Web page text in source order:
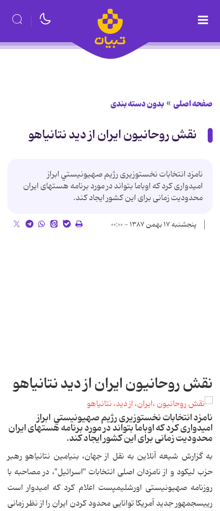
صفحه اصلی بدون دسته بندی
نقش روحانيون ایران از دید نتانیاهو
نامزد انتخابات نخست­وزیری رژيم صهيونيستي ابراز
امیدواری کرد که اوباما بتواند در مورد برنامه هسته­ای ایران
محدودیت زمانی برای این کشور ایجاد کند.
پنجشنبه ۱۷ بهمن ۱۳۸۷ - ۰۰:۰۰
نقش روحانيون ایران از دید نتانیاهو
نامزد انتخابات نخست­وزیری رژيم صهيونيستي ابراز
امیدواری کرد که اوباما بتواند در مورد برنامه هسته­ای ایران
محدودیت زمانی برای این کشور ایجاد کند.
به گزارش شیعه آنلاین به نقل از جهان، بنیامین نتانیاهو رهبر
حزب لیکود و از نامزدان اصلی انتخابات "اسرائیل"، در مصاحبه با
روزنامه صهیونیستی اورشلیم­پست اعلام کرد که امیدوار است
رییس­جمهور جدید آمریکا توانایی محدود کردن ایران را از نظر زمانی